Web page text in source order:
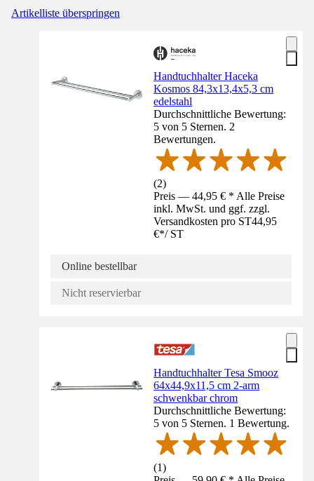
Artikelliste überspringen
Handtuchhalter Haceka
Kosmos 84,3x13,4x5,3 cm
edelstahl
Durchschnittliche Bewertung:
5 von 5 Sternen. 2
Bewertungen.
(2)
Preis — 44,95 € * Alle Preise
inkl. MwSt. und ggf. zzgl.
Versandkosten pro ST44,95
€*/ ST
Online bestellbar
Nicht reservierbar
Handtuchhalter Tesa Smooz
64x44,9x11,5 cm 2-arm
schwenkbar chrom
Durchschnittliche Bewertung:
5 von 5 Sternen. 1 Bewertung.
(1)